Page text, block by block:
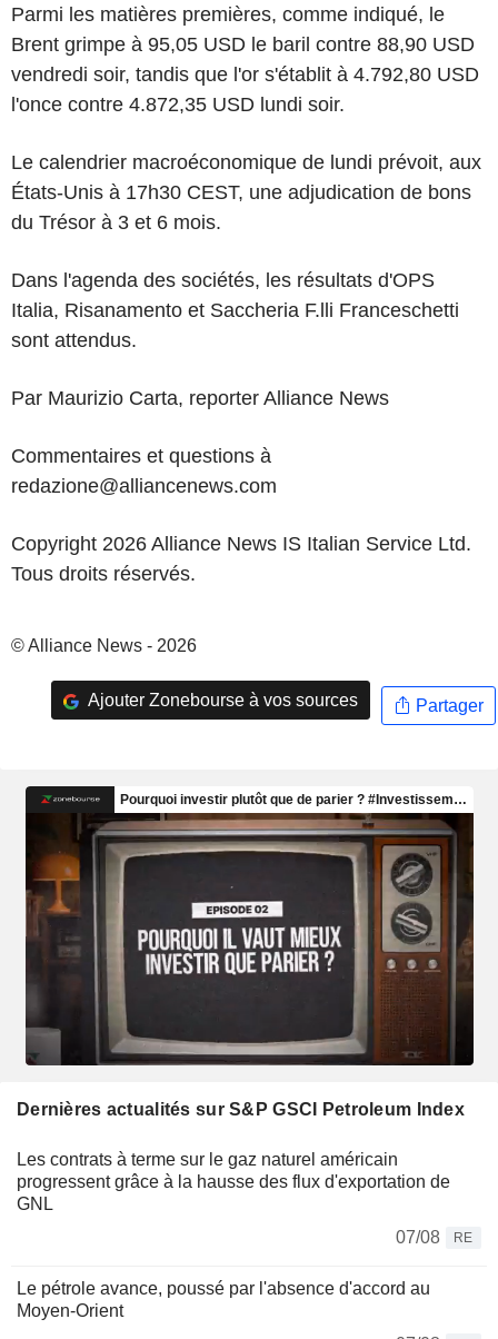
Parmi les matières premières, comme indiqué, le
Brent grimpe à 95,05 USD le baril contre 88,90 USD
vendredi soir, tandis que l'or s'établit à 4.792,80 USD
l'once contre 4.872,35 USD lundi soir.
Le calendrier macroéconomique de lundi prévoit, aux
États-Unis à 17h30 CEST, une adjudication de bons
du Trésor à 3 et 6 mois.
Dans l'agenda des sociétés, les résultats d'OPS
Italia, Risanamento et Saccheria F.lli Franceschetti
sont attendus.
Par Maurizio Carta, reporter Alliance News
Commentaires et questions à
redazione@alliancenews.com
Copyright 2026 Alliance News IS Italian Service Ltd.
Tous droits réservés.
© Alliance News - 2026
Ajouter Zonebourse à vos sources Partager
Dernières actualités sur S&P GSCI Petroleum Index
Les contrats à terme sur le gaz naturel américain
progressent grâce à la hausse des flux d'exportation de
GNL
07/08
RE
Le pétrole avance, poussé par l'absence d'accord au
Moyen-Orient